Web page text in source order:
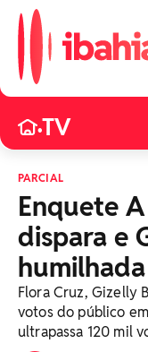
•TV
PARCIAL
Enquete
dispara e
Flora Cruz, Gizelly
votos do público
ultrapassa 120 mil